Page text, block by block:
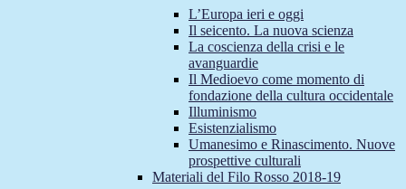
L’Europa ieri e oggi
Il seicento. La nuova scienza
La coscienza della crisi e le
avanguardie
Il Medioevo come momento di
fondazione della cultura occidentale
Illuminismo
Esistenzialismo
Umanesimo e Rinascimento. Nuove
prospettive culturali
Materiali del Filo Rosso 2018-19